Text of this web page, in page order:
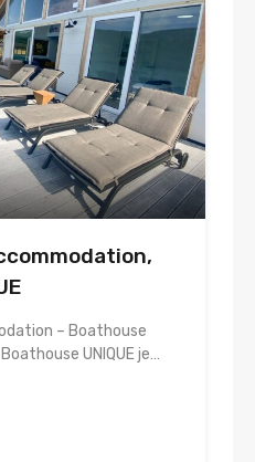
– Boathouse
UNIQUE je…